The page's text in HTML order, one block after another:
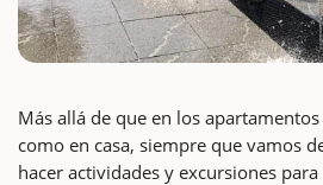
Más allá de que en los
como en casa, siempre que vamos
hacer actividades y excursiones